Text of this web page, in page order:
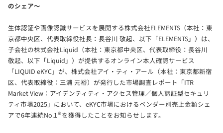
のシェア～
生体認証や画像認識サービスを展開する株式会社ELEMENTS（本社：東
京都中央区、代表取締役社長：長谷川 敬起、以下「ELEMENTS」）は、
子会社の株式会社Liquid（本社：東京都中央区、代表取締役：長谷川
敬起、以下「Liquid」）が提供するオンライン本人確認サービス
「LIQUID eKYC」が、株式会社アイ・ティ・アール（本社：東京都新宿
区、代表取締役：三浦 元裕）が発行した市場調査レポート「ITR
Market View：アイデンティティ・アクセス管理／個人認証型セキュリ
ティ市場2025」において、eKYC市場におけるベンダー別売上金額シェ
アで6年連続No.1 ※を獲得したことをお知らせします。